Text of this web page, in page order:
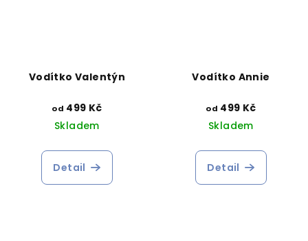
Vodítko Valentýn
od 499 Kč
Skladem
Detail
Vodítko Annie
od 499 Kč
Skladem
Detail